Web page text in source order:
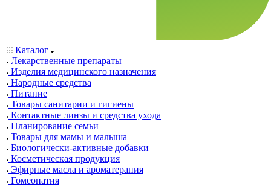
Каталог
Лекарственные препараты
Изделия медицинского назначения
Народные средства
Питание
Товары санитарии и гигиены
Контактные линзы и средства ухода
Планирование семьи
Товары для мамы и малыша
Биологически-активные добавки
Косметическая продукция
Эфирные масла и ароматерапия
Гомеопатия